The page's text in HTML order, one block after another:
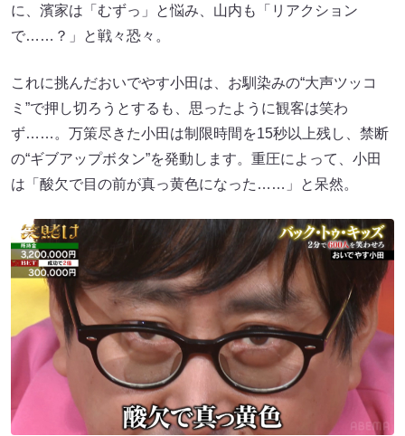
に、濱家は「むずっ」と悩み、山内も「リアクション
で……？」と戦々恐々。
これに挑んだおいでやす小田は、お馴染みの“大声ツッコ
ミ”で押し切ろうとするも、思ったように観客は笑わ
ず……。万策尽きた小田は制限時間を15秒以上残し、禁断
の“ギブアップボタン”を発動します。重圧によって、小田
は「酸欠で目の前が真っ黄色になった……」と呆然。